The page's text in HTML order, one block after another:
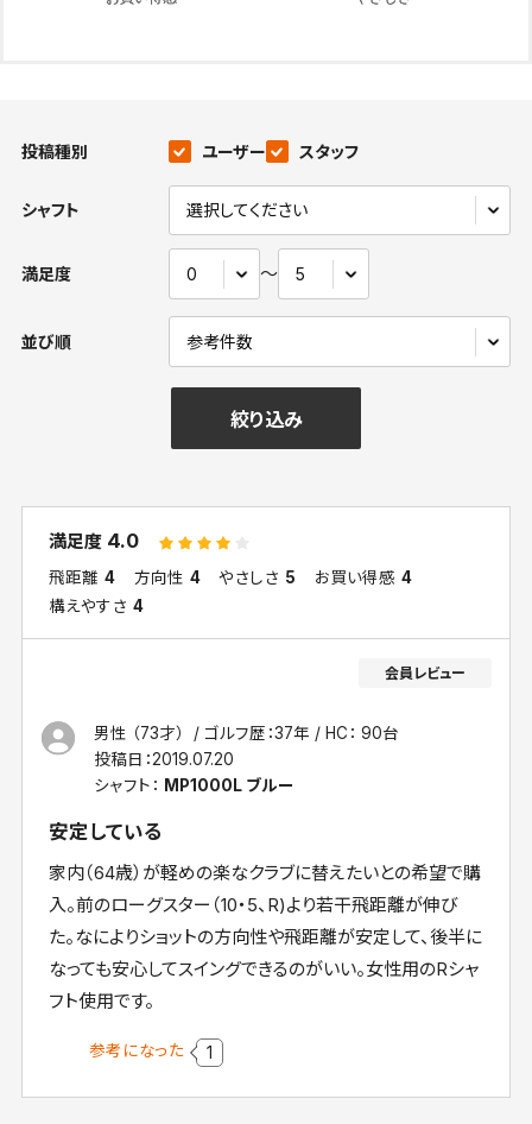
投稿種別 ユーザー スタッフ
シャフト
満足度 〜
並び順
絞り込み
満足度 4.0
飛距離 4 方向性 4 やさしさ 5 お買い得感 4
構えやすさ 4
男性 （73才） ゴルフ歴：37年
HC： 90台
投稿日：2019.07.20
シャフト： MP1000L ブルー
安定している
家内（64歳）が軽めの楽なクラブに替えたいとの希望で購
入。前のローグスター（10・5、R)より若干飛距離が伸び
た。なによりショットの方向性や飛距離が安定して、後半に
なっても安心してスイングできるのがいい。女性用のRシャ
フト使用です。
参考になった 1